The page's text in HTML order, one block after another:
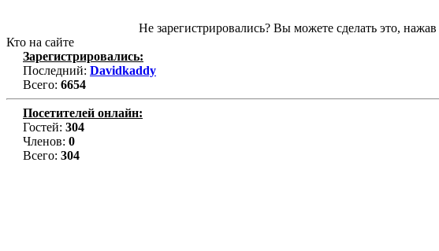
Не зарегистрировались? Вы можете сделать это, нажав
Кто на сайте
Зарегистрировались:
Последний: Davidkaddy
Всего: 6654
Посетителей онлайн:
Гостей: 304
Членов: 0
Всего: 304